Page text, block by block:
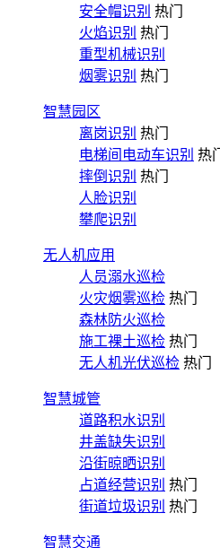
安全帽识别 热门
火焰识别 热门
重型机械识别
烟雾识别 热门
智慧园区
离岗识别 热门
电梯间电动车识别 热门
摔倒识别 热门
人脸识别
攀爬识别
无人机应用
人员溺水巡检
火灾烟雾巡检 热门
森林防火巡检
施工裸土巡检 热门
无人机光伏巡检 热门
智慧城管
道路积水识别
井盖缺失识别
沿街晾晒识别
占道经营识别 热门
街道垃圾识别 热门
智慧交通